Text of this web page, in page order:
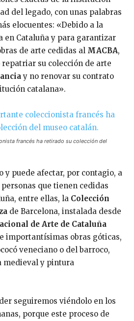
del legado, con unas palabras
elocuentes: «Debido a la
Cataluña y para garantizar
de arte cedidas al MACBA,
su colección de arte
y no renovar su contrato
catalana».
francés ha retirado su colección del
y puede afectar, por contagio, a
que tienen cedidas
entre ellas, la Colección
de Barcelona, instalada desde
de Arte de Cataluña
importantísimas obras góticas,
veneciano o del barroco,
medieval y pintura
seguiremos viéndolo en los
porque este proceso de